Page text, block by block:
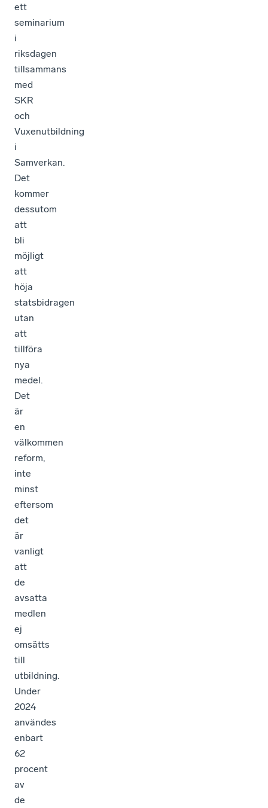
ett
seminarium
i
riksdagen
tillsammans
med
SKR
och
Vuxenutbildning
i
Samverkan.
Det
kommer
dessutom
att
bli
möjligt
att
höja
statsbidragen
utan
att
tillföra
nya
medel.
Det
är
en
välkommen
reform,
inte
minst
eftersom
det
är
vanligt
att
de
avsatta
medlen
ej
omsätts
till
utbildning.
Under
2024
användes
enbart
62
procent
av
de